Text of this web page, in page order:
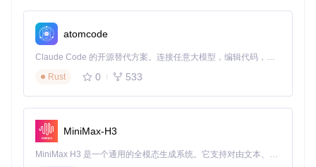
功能选择器：找到最适合你的使用场景
回答以下问题，快速定位猫抓最适合你的功能：
A. 在线课程和教学视频
B. 直播内容和流媒体
C. 图片和设计素材
你遇到的最大困难是什么？
atomcode
Claude Code 的开源替代方案。连接任意大模型，编辑代码，运行命令，自动验证 — 全自动执行。用 Rust 构建，极致性能。 ｜ An open-source alternative to Claude Code. Connect any LLM, edit code, run commands, and verify changes — autonomously. Built in Rust for speed. Get Started
Rust
0 533
MiniMax-H3
MiniMax H3 是一个通用的全模态生成系统。它支持对由文本、图像、视频和音频组成的多模态上下文进行统一理解，并能生成分辨率高达 2K、时长可达 15 秒的带原生立体声音频的视频。得益于面向任务泛化的系统设计，H3 在预训练阶段就已具备广泛的多模态上下文理解与生成能力，能够出色地执行复杂的多模态指令。